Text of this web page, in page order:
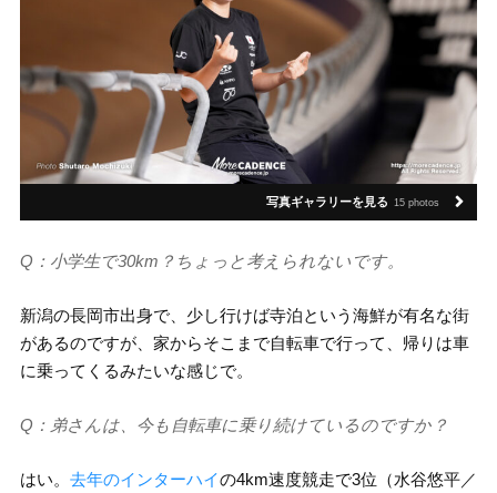
写真ギャラリーを見る 15 photos
Q：小学生で30km？ちょっと考えられないです。
新潟の長岡市出身で、少し行けば寺泊という海鮮が有名な街
があるのですが、家からそこまで自転車で行って、帰りは車
に乗ってくるみたいな感じで。
Q：弟さんは、今も自転車に乗り続けているのですか？
はい。 去年のインターハイの4km速度競走で3位（水谷悠平／